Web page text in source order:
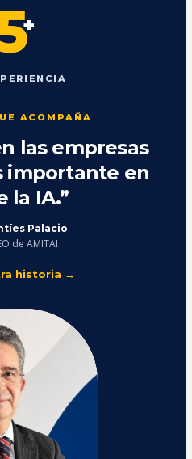
+
ACOMPAÑA
las empresas
importante en
la IA.”
Palacio
de AMITAI
historia →